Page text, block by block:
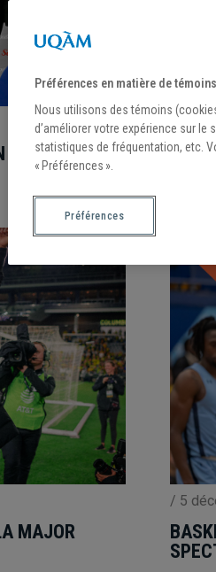
SPORT-
/15
DÉFI
MAJOR
/ 5
Préférences en matière de témoins
Nous utilisons des témoins
d’améliorer votre expérience sur le
statistiques de fréquentation, etc.
« Préférences ».
Préférences